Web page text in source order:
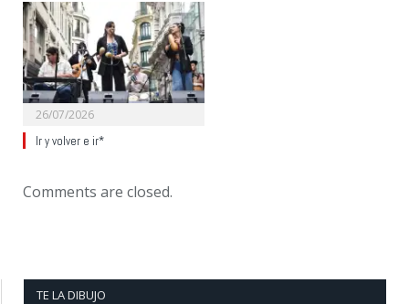
26/07/2026
Ir y volver e ir*
Comments are closed.
TE LA DIBUJO